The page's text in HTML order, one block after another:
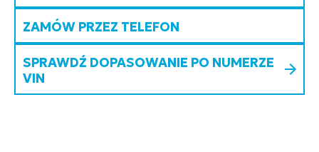
ZAMÓW PRZEZ TELEFON
SPRAWDŹ DOPASOWANIE PO NUMERZE
VIN